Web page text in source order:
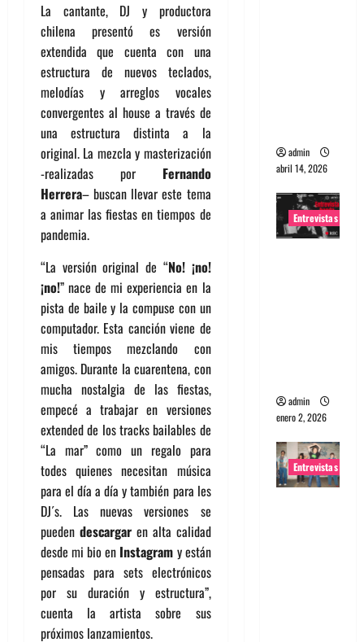
La cantante, DJ y productora
chilena presentó es versión
extendida que cuenta con una
estructura de nuevos teclados,
melodías y arreglos vocales
convergentes al house a través de
una estructura distinta a la
original. La mezcla y masterización
-realizadas por Fernando
Herrera– buscan llevar este tema
a animar las fiestas en tiempos de
pandemia.
“La versión original de “No! ¡no!
¡no!” nace de mi experiencia en la
pista de baile y la compuse con un
computador. Esta canción viene de
mis tiempos mezclando con
amigos. Durante la cuarentena, con
mucha nostalgia de las fiestas,
empecé a trabajar en versiones
extended de los tracks bailables de
“La mar” como un regalo para
todes quienes necesitan música
para el día a día y también para les
DJ´s. Las nuevas versiones se
pueden descargaren alta calidad
desde mi bio en Instagram y están
pensadas para sets electrónicos
por su duración y estructura”,
cuenta la artista sobre sus
próximos lanzamientos.
admin
abril 14, 2026
Entrevistas
admin
enero 2, 2026
Entrevistas